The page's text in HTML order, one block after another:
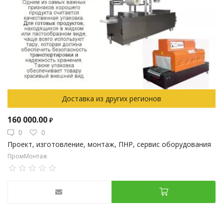
Доставка из других регионов
160 000.00 ₽
0
0
Проект, изготовление, монтаж, ПНР, сервис оборудования
ПромМонтаж